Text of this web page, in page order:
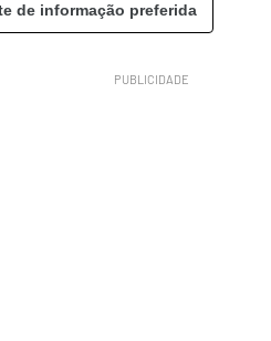
de informação preferida